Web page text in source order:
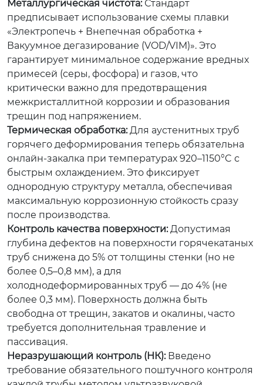
Металлургическая чистота:Стандарт
предписывает использование схемы плавки
«Электропечь + Внепечная обработка +
Вакуумное дегазирование (VOD/VIM)». Это
гарантирует минимальное содержание вредных
примесей (серы, фосфора) и газов, что
критически важно для предотвращения
межкристаллитной коррозии и образования
трещин под напряжением.
Термическая обработка:Для аустенитных труб
горячего деформирования теперь обязательна
онлайн-закалка при температурах 920–1150°C с
быстрым охлаждением. Это фиксирует
однородную структуру металла, обеспечивая
максимальную коррозионную стойкость сразу
после производства.
Контроль качества поверхности:Допустимая
глубина дефектов на поверхности горячекатаных
труб снижена до 5% от толщины стенки (но не
более 0,5–0,8 мм), а для
холоднодеформированных труб — до 4% (не
более 0,3 мм). Поверхность должна быть
свободна от трещин, закатов и окалины, часто
требуется дополнительная травление и
пассивация.
Неразрушающий контроль (НК):Введено
требование обязательного поштучного контроля